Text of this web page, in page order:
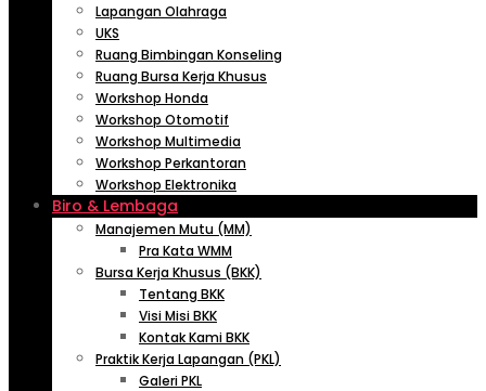
Lapangan Olahraga
UKS
Ruang Bimbingan Konseling
Ruang Bursa Kerja Khusus
Workshop Honda
Workshop Otomotif
Workshop Multimedia
Workshop Perkantoran
Workshop Elektronika
Biro & Lembaga
Manajemen Mutu (MM)
Pra Kata WMM
Bursa Kerja Khusus (BKK)
Tentang BKK
Visi Misi BKK
Kontak Kami BKK
Praktik Kerja Lapangan (PKL)
Galeri PKL